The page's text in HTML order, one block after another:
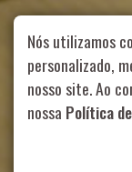
Rua Aurélia,
99178-
Nós utilizamos
personalizado,
nosso site. Ao
nossa Política